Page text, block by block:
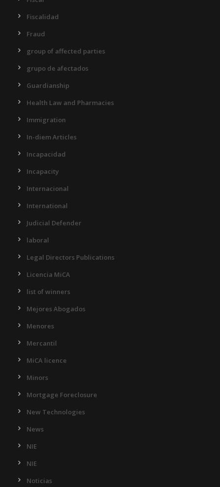
Fiscalidad
Fraud
group of affected parties
grupo de afectados
Guardianship
Health Law and Pharmacies
Immigration
In-diem Articles
Incapacidad
Incapacity
Internacional
International
Judicial Defender
laboral
Legal Directors Publications
Licencia MiCA
list of winners
Mejores Abogados
Menores
Mercantil
MiCA licence
Minors
Mortgage Foreclosure
New Technologies
News
NIE
NIE
Noticias